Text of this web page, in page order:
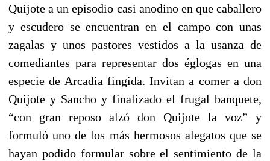
Quijote a un episodio casi anodino en que caballero
y escudero se encuentran en el campo con unas
zagalas y unos pastores vestidos a la usanza de
comediantes para representar dos églogas en una
especie de Arcadia fingida. Invitan a comer a don
Quijote y Sancho y finalizado el frugal banquete,
“con gran reposo alzó don Quijote la voz” y
formuló uno de los más hermosos alegatos que se
hayan podido formular sobre el sentimiento de la